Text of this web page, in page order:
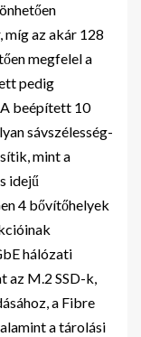
az akár 128
megfelel a
pedig
beépített 10
sávszélesség-
mint a
idejű
4 bővítőhelyek
hálózati
az M.2 SSD-k,
a Fibre
a tárolási